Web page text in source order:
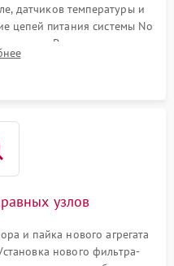
датчиков температуры и
цепей питания системы No
Ремонт или замена
алгоритмов.
узлов
и пайка нового агрегата
нового фильтра-